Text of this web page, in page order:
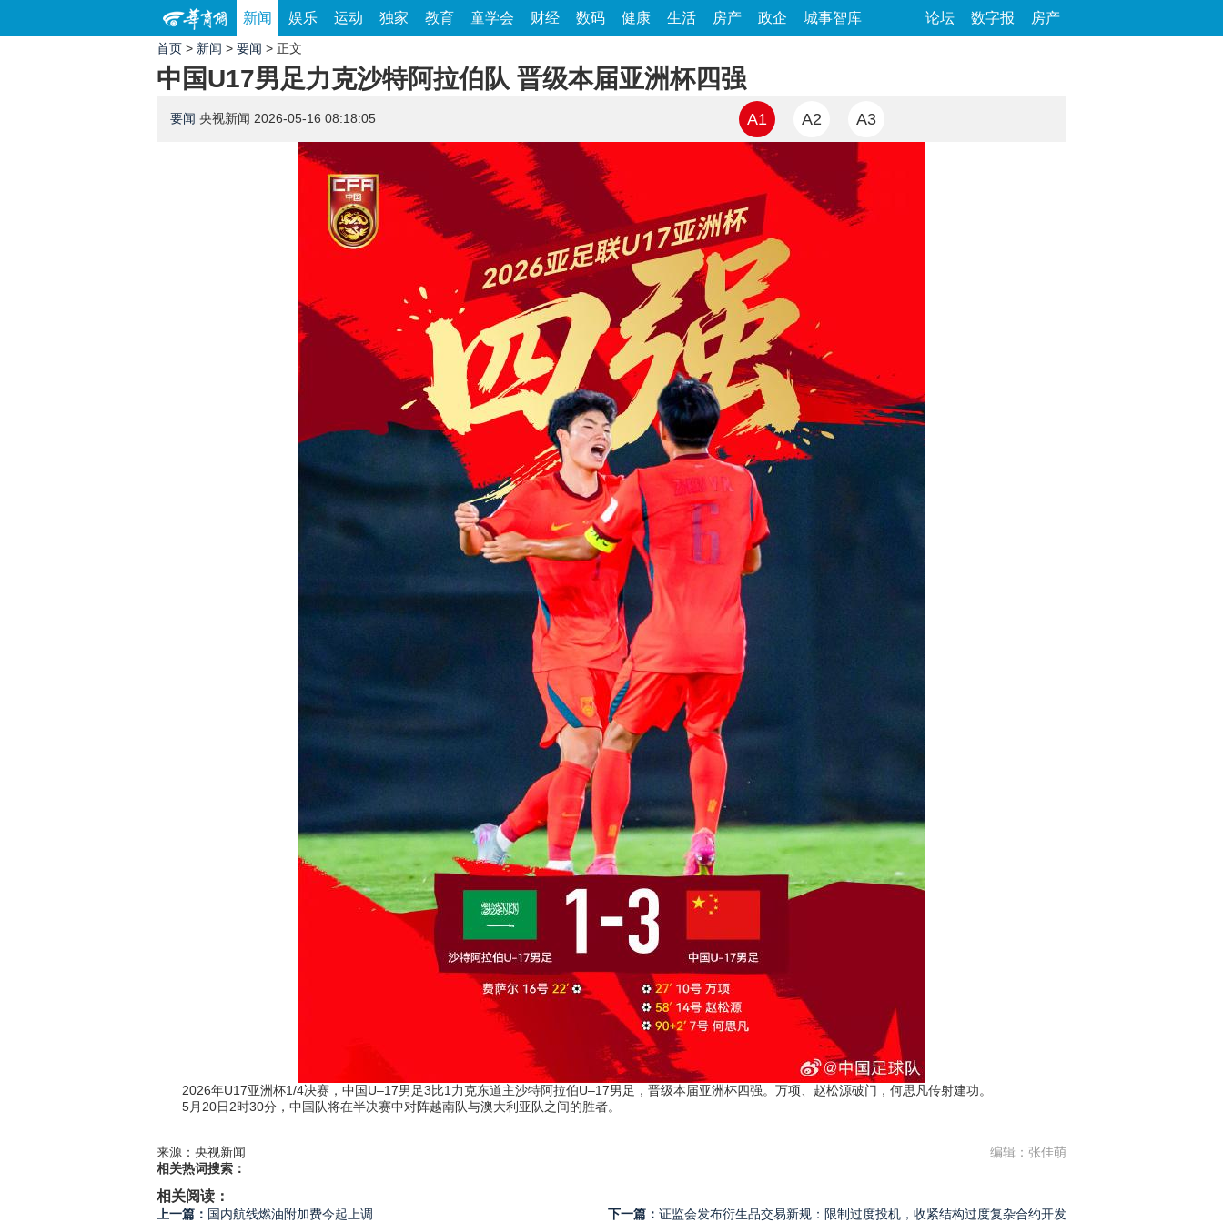
新闻 娱乐 运动 独家 教育 童学会 财经 数码 健康 生活 房产 政企 城事智库 论坛 数字报 房产
首页 > 新闻 > 要闻 > 正文
中国U17男足力克沙特阿拉伯队 晋级本届亚洲杯四强
要闻 央视新闻 2026-05-16 08:18:05 A1 A2 A3
2026年U17亚洲杯1/4决赛，中国U–17男足3比1力克东道主沙特阿拉伯U–17男足，晋级本届亚洲杯四强。万项、赵松源破门，何思凡传射建功。
5月20日2时30分，中国队将在半决赛中对阵越南队与澳大利亚队之间的胜者。
来源：央视新闻
编辑：张佳萌
相关热词搜索：
相关阅读：
上一篇： 国内航线燃油附加费今起上调 下一篇： 证监会发布衍生品交易新规：限制过度投机，收紧结构过度复杂合约开发